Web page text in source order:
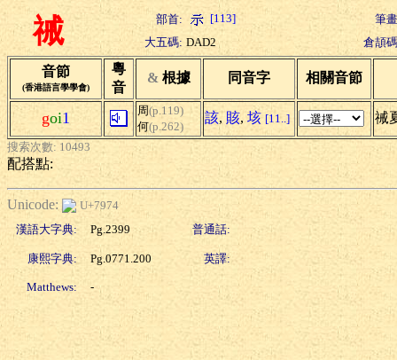
祴 部首: [113]
筆
大五碼: DAD2 倉頡
音節
(香港語言學學會)
粵
音
& 根據 同音字 相關音節
goi1 周(p.119)
何(p.262)
該, 賅, 垓 [11..] 祴
搜索次數: 10493
配搭點:
Unicode:
U+7974
漢語大字典:
Pg.2399 普通話:
康熙字典: Pg.0771.200 英譯:
Matthews: -